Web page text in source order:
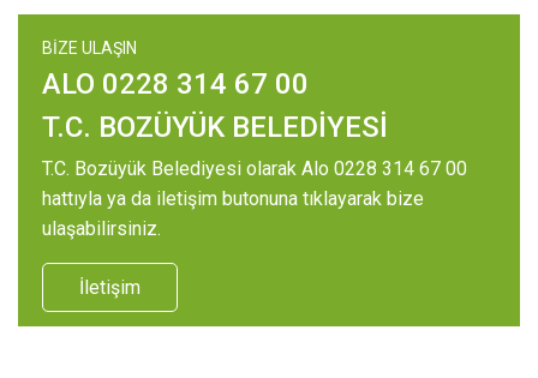
BİZE ULAŞIN
ALO 0228 314 67 00
T.C. BOZÜYÜK BELEDİYESİ
T.C. Bozüyük Belediyesi olarak Alo 0228 314 67 00
hattıyla ya da iletişim butonuna tıklayarak bize
ulaşabilirsiniz.
İletişim